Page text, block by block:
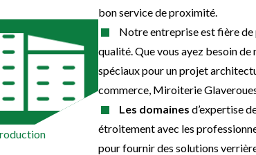
bon service de proximité.
Notre entreprise est fière de
qualité. Que vous ayez besoin
spéciaux pour un projet
commerce, Miroiterie
Les domaines d’expertise
étroitement avec les
pour fournir des solutions